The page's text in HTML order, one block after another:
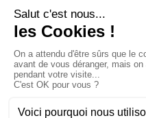
Showroom – Démo gratuite
Formation
SAV & maintenance